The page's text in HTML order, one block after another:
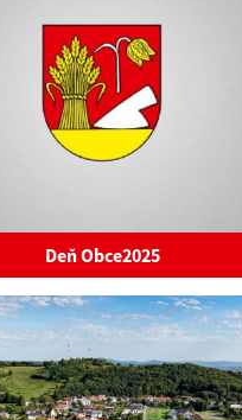
Deň Obce2025